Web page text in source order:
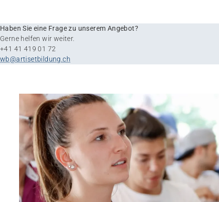
Haben Sie eine Frage zu unserem Angebot?
Gerne helfen wir weiter.
+41 41 419 01 72
wb@artisetbildung.ch